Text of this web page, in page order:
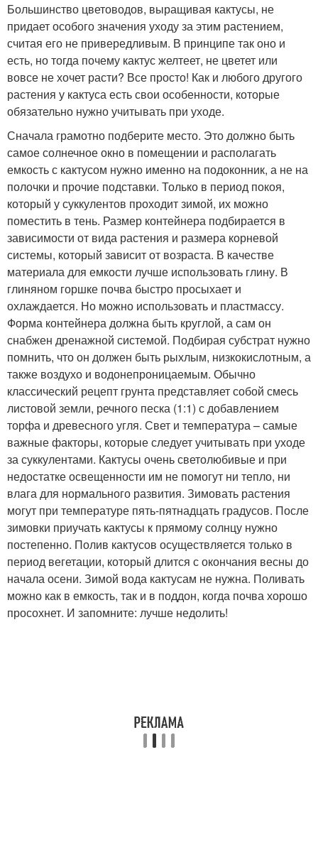
Большинство цветоводов, выращивая кактусы, не
придает особого значения уходу за этим растением,
считая его не привередливым. В принципе так оно и
есть, но тогда почему кактус желтеет, не цветет или
вовсе не хочет расти? Все просто! Как и любого другого
растения у кактуса есть свои особенности, которые
обязательно нужно учитывать при уходе.
Сначала грамотно подберите место. Это должно быть
самое солнечное окно в помещении и располагать
емкость с кактусом нужно именно на подоконник, а не на
полочки и прочие подставки. Только в период покоя,
который у суккулентов проходит зимой, их можно
поместить в тень. Размер контейнера подбирается в
зависимости от вида растения и размера корневой
системы, который зависит от возраста. В качестве
материала для емкости лучше использовать глину. В
глиняном горшке почва быстро просыхает и
охлаждается. Но можно использовать и пластмассу.
Форма контейнера должна быть круглой, а сам он
снабжен дренажной системой. Подбирая субстрат нужно
помнить, что он должен быть рыхлым, низкокислотным, а
также воздухо и водонепроницаемым. Обычно
классический рецепт грунта представляет собой смесь
листовой земли, речного песка (1:1) с добавлением
торфа и древесного угля. Свет и температура – самые
важные факторы, которые следует учитывать при уходе
за суккулентами. Кактусы очень светолюбивые и при
недостатке освещенности им не помогут ни тепло, ни
влага для нормального развития. Зимовать растения
могут при температуре пять-пятнадцать градусов. После
зимовки приучать кактусы к прямому солнцу нужно
постепенно. Полив кактусов осуществляется только в
период вегетации, который длится с окончания весны до
начала осени. Зимой вода кактусам не нужна. Поливать
можно как в емкость, так и в поддон, когда почва хорошо
просохнет. И запомните: лучше недолить!